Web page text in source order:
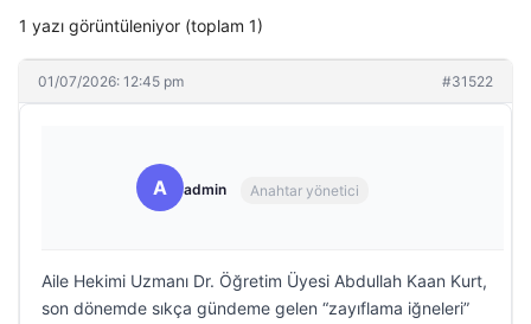
1 yazı görüntüleniyor (toplam 1)
01/07/2026: 12:45 pm #31522
A admin Anahtar yönetici
Aile Hekimi Uzmanı Dr. Öğretim Üyesi Abdullah Kaan Kurt,
son dönemde sıkça gündeme gelen “zayıflama iğneleri”